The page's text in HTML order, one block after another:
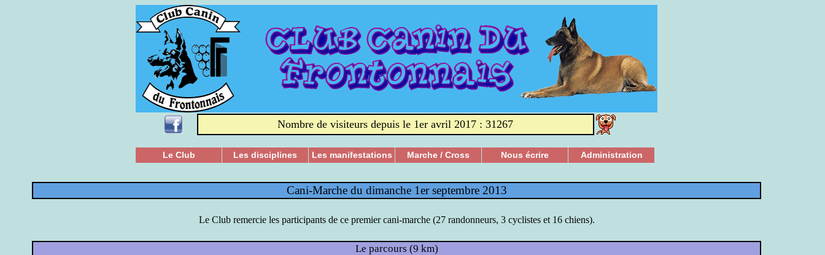
Nombre de visiteurs depuis le 1er avril 2017 : 31267
Le Club Les disciplines Les manifestations Marche / Cross Nous écrire Administration
Cani-Marche du dimanche 1er septembre 2013
Le Club remercie les participants de ce premier cani-marche (27 randonneurs, 3 cyclistes et 16 chiens).
Le parcours (9 km)